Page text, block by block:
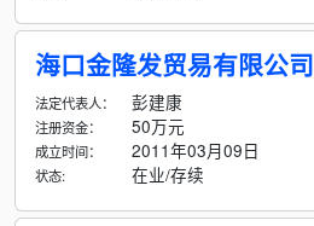
海口金隆发贸易有限公司
法定代表人： 彭建康
注册资金： 50万元
成立时间： 2011年03月09日
状态: 在业/存续